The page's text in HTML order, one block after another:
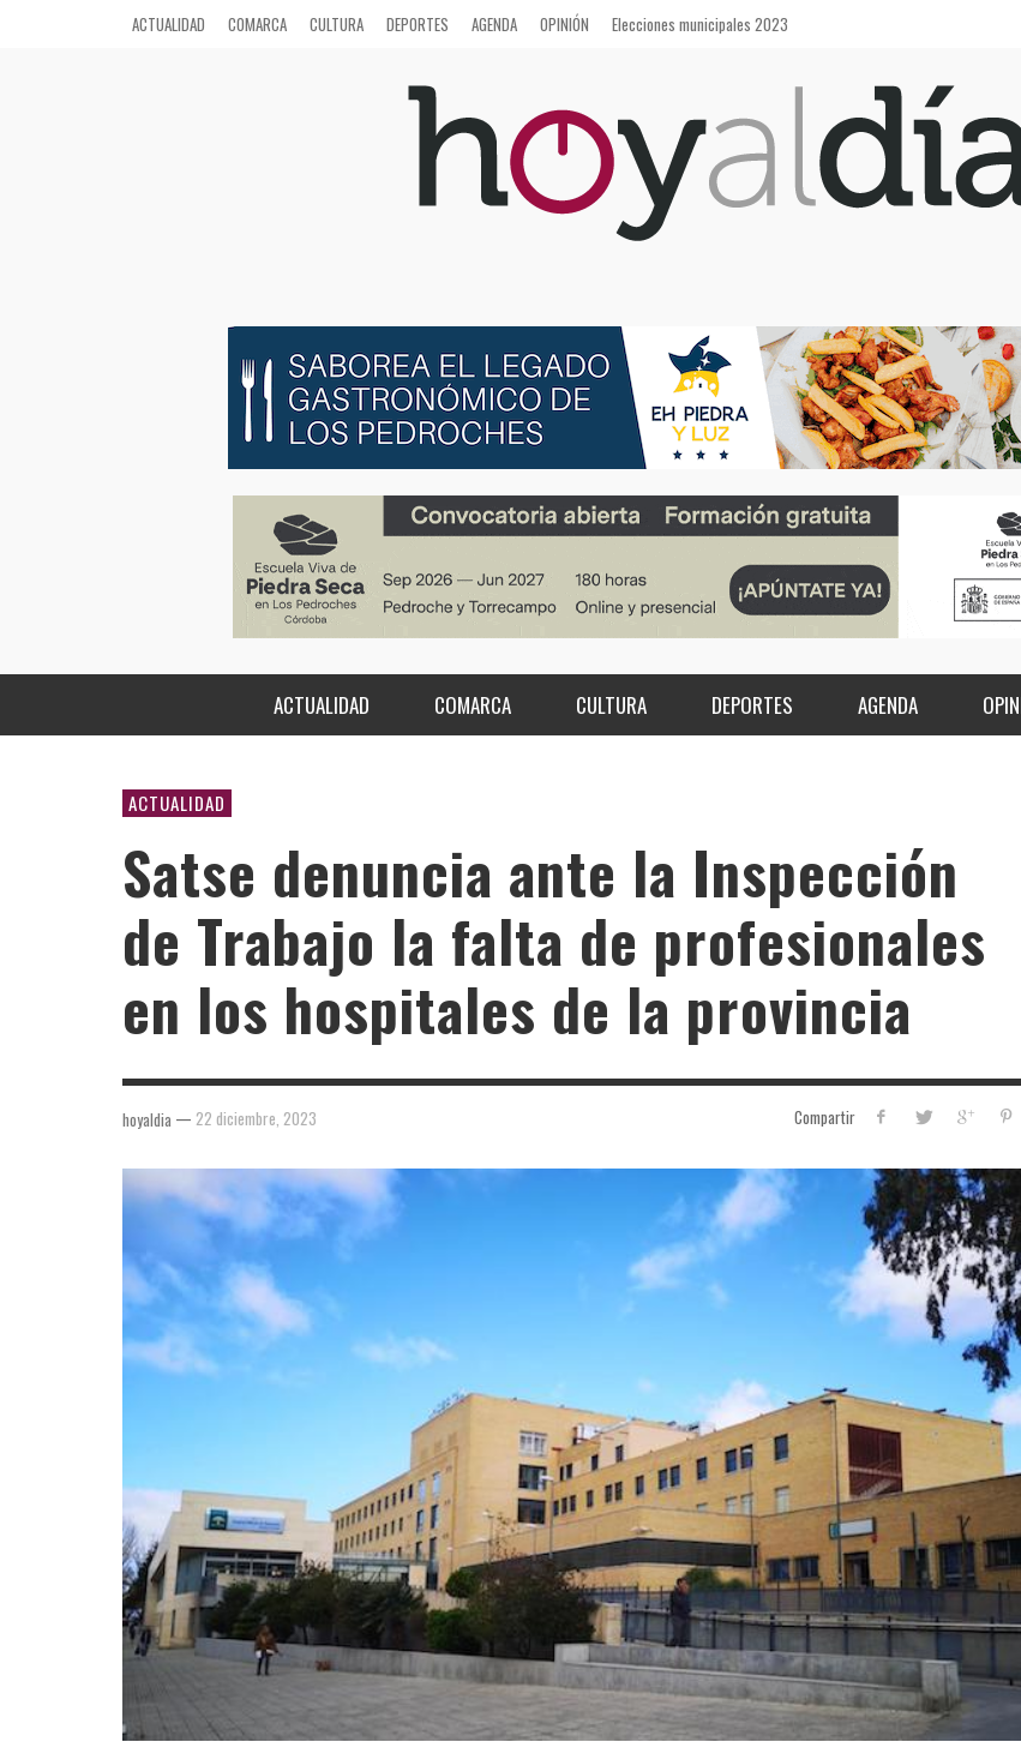
ACTUALIDAD COMARCA CULTURA DEPORTES AGENDA OPINIÓN Elecciones municipales 2023
ACTUALIDAD COMARCA CULTURA DEPORTES AGENDA
ACTUALIDAD
Satse denuncia ante la Inspección
de Trabajo la falta de profesionales
en los hospitales de la provincia
Compartir
hoyaldia — 22 diciembre, 2023